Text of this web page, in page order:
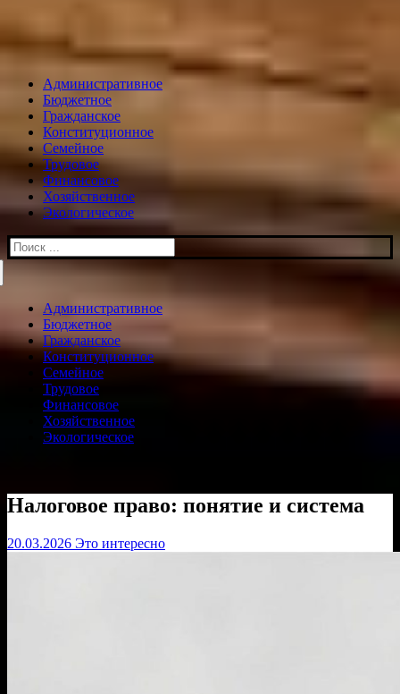
Административное
Бюджетное
Гражданское
Конституционное
Семейное
Трудовое
Финансовое
Хозяйственное
Экологическое
Искать:
Административное
Бюджетное
Гражданское
Конституционное
Семейное
Трудовое
Финансовое
Хозяйственное
Экологическое
Налоговое право: понятие и система
20.03.2026 Это интересно